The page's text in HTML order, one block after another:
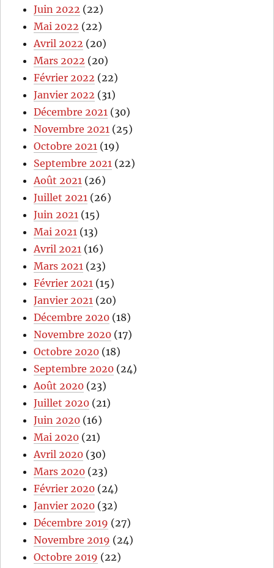
Juin 2022 (22)
Mai 2022 (22)
Avril 2022 (20)
Mars 2022 (20)
Février 2022 (22)
Janvier 2022 (31)
Décembre 2021 (30)
Novembre 2021 (25)
Octobre 2021 (19)
Septembre 2021 (22)
Août 2021 (26)
Juillet 2021 (26)
Juin 2021 (15)
Mai 2021 (13)
Avril 2021 (16)
Mars 2021 (23)
Février 2021 (15)
Janvier 2021 (20)
Décembre 2020 (18)
Novembre 2020 (17)
Octobre 2020 (18)
Septembre 2020 (24)
Août 2020 (23)
Juillet 2020 (21)
Juin 2020 (16)
Mai 2020 (21)
Avril 2020 (30)
Mars 2020 (23)
Février 2020 (24)
Janvier 2020 (32)
Décembre 2019 (27)
Novembre 2019 (24)
Octobre 2019 (22)